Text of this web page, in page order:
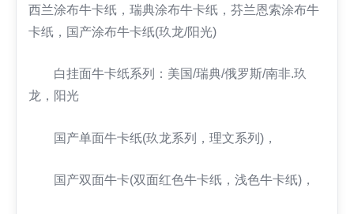
西兰涂布牛卡纸，瑞典涂布牛卡纸，芬兰恩索涂布牛
卡纸，国产涂布牛卡纸(玖龙/阳光)
白挂面牛卡纸系列：美国/瑞典/俄罗斯/南非.玖
龙，阳光
国产单面牛卡纸(玖龙系列，理文系列)，
国产双面牛卡(双面红色牛卡纸，浅色牛卡纸)，